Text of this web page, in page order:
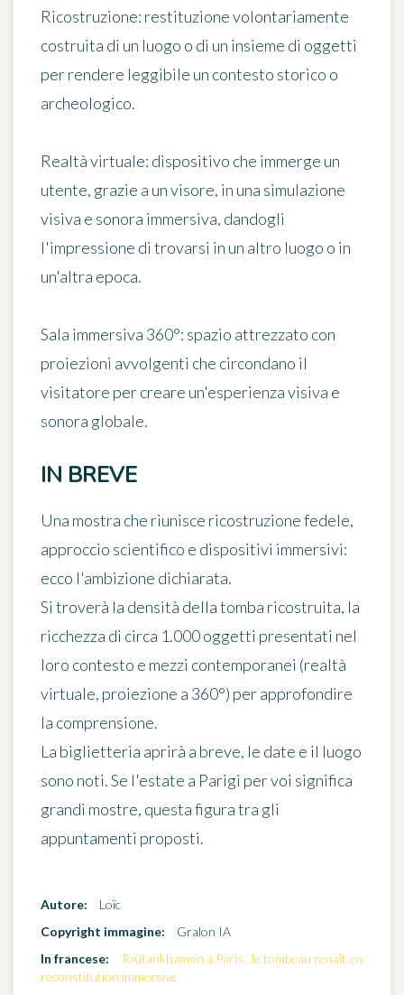
Ricostruzione: restituzione volontariamente
costruita di un luogo o di un insieme di oggetti
per rendere leggibile un contesto storico o
archeologico.
Realtà virtuale: dispositivo che immerge un
utente, grazie a un visore, in una simulazione
visiva e sonora immersiva, dandogli
l'impressione di trovarsi in un altro luogo o in
un'altra epoca.
Sala immersiva 360°: spazio attrezzato con
proiezioni avvolgenti che circondano il
visitatore per creare un'esperienza visiva e
sonora globale.
IN BREVE
Una mostra che riunisce ricostruzione fedele,
approccio scientifico e dispositivi immersivi:
ecco l'ambizione dichiarata.
Si troverà la densità della tomba ricostruita, la
ricchezza di circa 1.000 oggetti presentati nel
loro contesto e mezzi contemporanei (realtà
virtuale, proiezione a 360°) per approfondire
la comprensione.
La biglietteria aprirà a breve, le date e il luogo
sono noti. Se l'estate a Parigi per voi significa
grandi mostre, questa figura tra gli
appuntamenti proposti.
Autore:
Loïc
Copyright immagine:
Gralon IA
In francese:
Toutankhamon à Paris : le tombeau renaît en
reconstitution immersive